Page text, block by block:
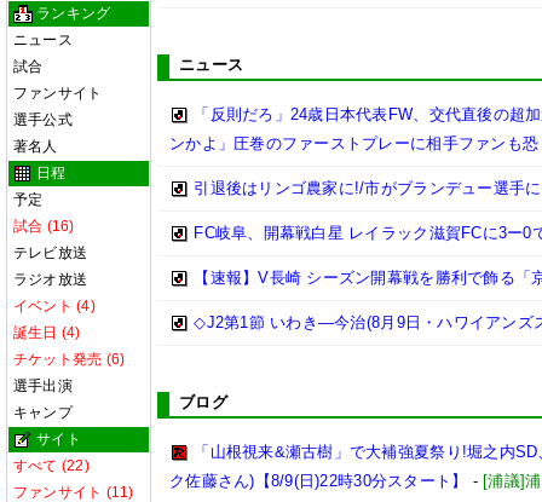
ランキング
ニュース
試合
ファンサイト
選手公式
著名人
日程
予定
試合 (16)
テレビ放送
ラジオ放送
イベント (4)
誕生日 (4)
チケット発売 (6)
選手出演
キャンプ
サイト
すべて (22)
ファンサイト (11)
ニュース
「反則だろ」24歳日本代表FW、交代直後の
ンかよ」圧巻のファーストプレーに相手ファンも恐
引退後はリンゴ農家に!/市がブランデュー選手
FC岐阜、開幕戦白星 レイラック滋賀FCに3ー0
【速報】V長崎 シーズン開幕戦を勝利で飾る「
◇J2第1節 いわき―今治(8月9日・ハワイアンズ
ブログ
「山根視来&瀬古樹」で大補強夏祭り!堀之内
ク佐藤さん)【8/9(日)22時30分スタート】
- [浦議]